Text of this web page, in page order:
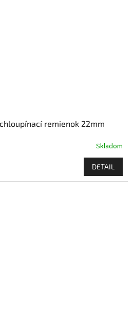
remienok 22mm
Skladom
DETAIL